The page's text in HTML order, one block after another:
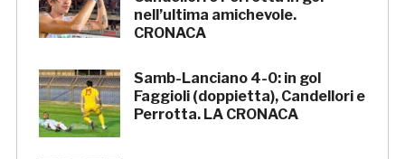
nell’ultima amichevole.
CRONACA
Samb-Lanciano 4-0: in gol
Faggioli (doppietta), Candellori e
Perrotta. LA CRONACA